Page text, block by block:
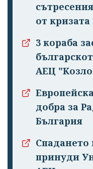
от
3 кораба
АЕЦ
добра за
България
принуди